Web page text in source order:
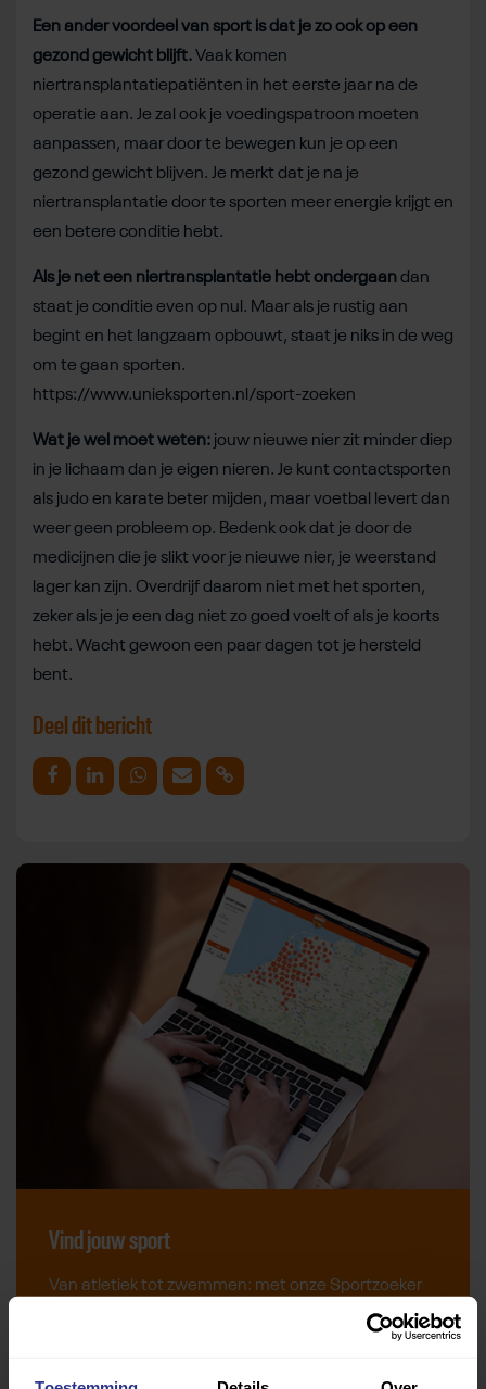
Een ander voordeel van sport is dat je zo ook op een
gezond gewicht blijft.Vaak komen
niertransplantatiepatiënten in het eerste jaar na de
operatie aan. Je zal ook je voedingspatroon moeten
aanpassen, maar door te bewegen kun je op een
gezond gewicht blijven. Je merkt dat je na je
niertransplantatie door te sporten meer energie krijgt en
een betere conditie hebt.
Als je net een niertransplantatie hebt ondergaandan
staat je conditie even op nul. Maar als je rustig aan
begint en het langzaam opbouwt, staat je niks in de weg
om te gaan sporten.
https://www.unieksporten.nl/sport-zoeken
Wat je wel moet weten: jouw nieuwe nier zit minder diep
in je lichaam dan je eigen nieren. Je kunt contactsporten
als judo en karate beter mijden, maar voetbal levert dan
weer geen probleem op. Bedenk ook dat je door de
medicijnen die je slikt voor je nieuwe nier, je weerstand
lager kan zijn. Overdrijf daarom niet met het sporten,
zeker als je je een dag niet zo goed voelt of als je koorts
hebt. Wacht gewoon een paar dagen tot je hersteld
bent.
Deel dit bericht
Deel op Facebook
Deel op LinkedinDeel op Whatsapp
Mail link Kopieer link
Vind jouw sport
Van atletiek tot zwemmen: met onze Sportzoeker
vind je gemakkelijk jouw favoriete sport of activiteit.
Met meer dan 4250 sportclubs is er altijd een sport